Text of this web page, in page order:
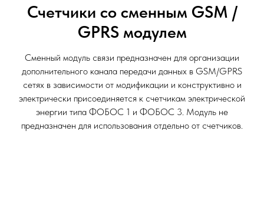
Счетчики со сменным GSM /
GPRS модулем
Сменный модуль связи предназначен для организации
дополнительного канала передачи данных в GSM/GPRS
сетях в зависимости от модификации и конструктивно и
электрически присоединяется к счетчикам электрической
энергии типа ФОБОС 1 и ФОБОС 3. Модуль не
предназначен для использования отдельно от счетчиков.